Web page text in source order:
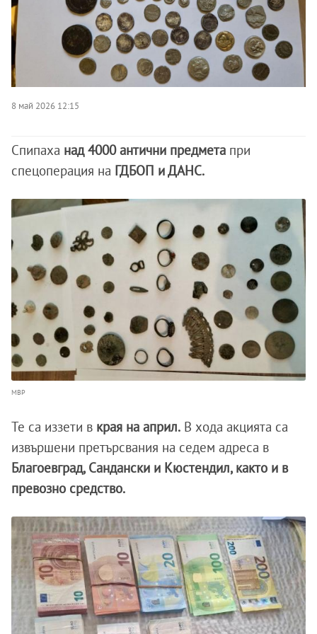
8 май 2026 12:15
Спипаха над 4000 антични предмета при
спецоперация на ГДБОП и ДАНС.
МВР
Те са иззети в края на април. В хода акцията са
извършени претърсвания на седем адреса в
Благоевград, Сандански и Кюстендил, както и в
превозно средство.